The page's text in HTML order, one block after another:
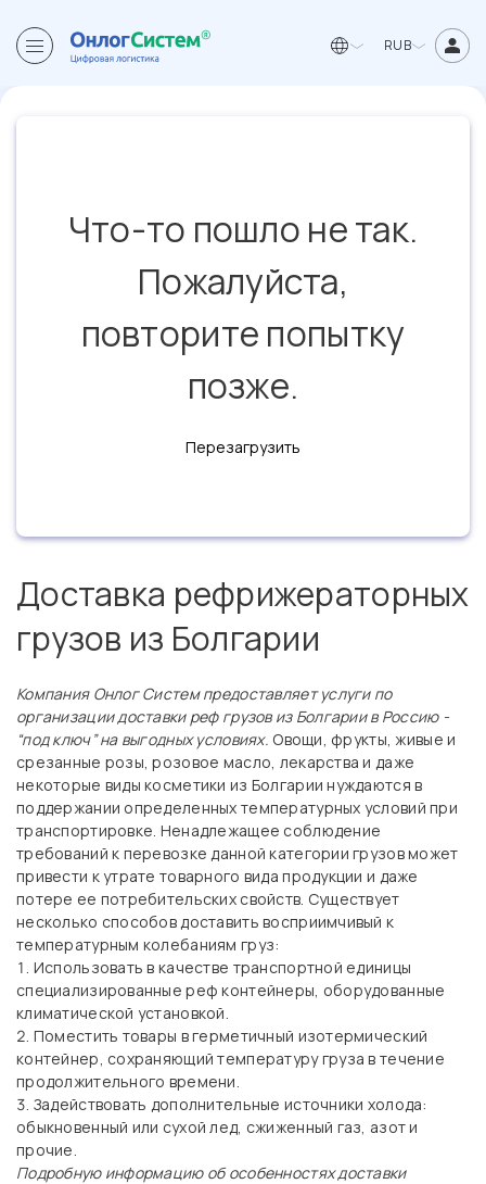
RUB
Что-то пошло не так.
Пожалуйста,
повторите попытку
позже.
Перезагрузить
Доставка рефрижераторных
грузов из Болгарии
Компания Онлог Систем предоставляет услуги по
организации доставки реф грузов из Болгарии в Россию -
“под ключ” на выгодных условиях. Овощи, фрукты, живые и
срезанные розы, розовое масло, лекарства и даже
некоторые виды косметики из Болгарии нуждаются в
поддержании определенных температурных условий при
транспортировке. Ненадлежащее соблюдение
требований к перевозке данной категории грузов может
привести к утрате товарного вида продукции и даже
потере ее потребительских свойств. Существует
несколько способов доставить восприимчивый к
температурным колебаниям груз:
Использовать в качестве транспортной единицы
специализированные реф контейнеры, оборудованные
климатической установкой.
Поместить товары в герметичный изотермический
контейнер, сохраняющий температуру груза в течение
продолжительного времени.
Задействовать дополнительные источники холода:
обыкновенный или сухой лед, сжиженный газ, азот и
прочие.
Подробную информацию об особенностях доставки